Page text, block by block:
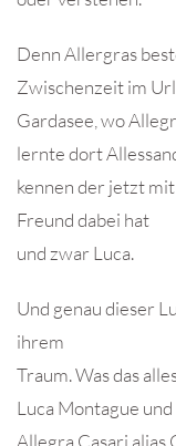
Denn Allergras
Zwischenzeit im
Gardasee, wo
lernte dort
kennen der jetzt
Freund dabei hat
und zwar Luca.
Und genau dieser
ihrem
Traum. Was das
Luca Montague und
Allegra Casari alias